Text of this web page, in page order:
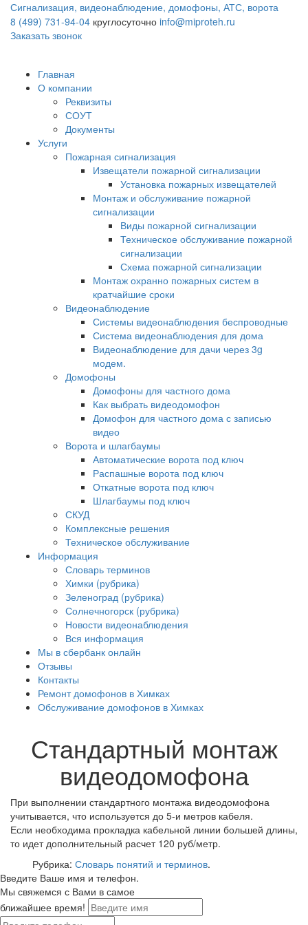
Сигнализация, видеонаблюдение, домофоны, АТС, ворота
8 (499) 731-94-04 круглосуточно info@miproteh.ru
Заказать звонок
Главная
О компании
Реквизиты
СОУТ
Документы
Услуги
Пожарная сигнализация
Извещатели пожарной сигнализации
Установка пожарных извещателей
Монтаж и обслуживание пожарной
сигнализации
Виды пожарной сигнализации
Техническое обслуживание пожарной
сигнализации
Схема пожарной сигнализации
Монтаж охранно пожарных систем в
кратчайшие сроки
Видеонаблюдение
Системы видеонаблюдения беспроводные
Система видеонаблюдения для дома
Видеонаблюдение для дачи через 3g
модем.
Домофоны
Домофоны для частного дома
Как выбрать видеодомофон
Домофон для частного дома с записью
видео
Ворота и шлагбаумы
Автоматические ворота под ключ
Распашные ворота под ключ
Откатные ворота под ключ
Шлагбаумы под ключ
СКУД
Комплексные решения
Техническое обслуживание
Информация
Словарь терминов
Химки (рубрика)
Зеленоград (рубрика)
Солнечногорск (рубрика)
Новости видеонаблюдения
Вся информация
Мы в сбербанк онлайн
Отзывы
Контакты
Ремонт домофонов в Химках
Обслуживание домофонов в Химках
Стандартный монтаж
видеодомофона
При выполнении стандартного монтажа видеодомофона
учитывается, что используется до 5-и метров кабеля.
Если необходима прокладка кабельной линии большей длины,
то идет дополнительный расчет 120 руб/метр.
Рубрика: Словарь понятий и терминов.
Введите Ваше имя и телефон.
Мы свяжемся с Вами в самое
ближайшее время!